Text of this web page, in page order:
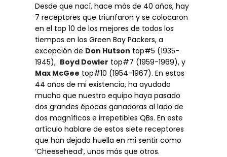
Desde que nací, hace más de 40 años, hay
7 receptores que triunfaron y se colocaron
en el top 10 de los mejores de todos los
tiempos en los Green Bay Packers, a
excepción de Don Hutson top#5 (1935-
1945), Boyd Dowler top#7 (1959-1969), y
Max McGee top#10 (1954-1967). En estos
44 años de mi existencia, ha ayudado
mucho que nuestro equipo haya pasado
dos grandes épocas ganadoras al lado de
dos magníficos e irrepetibles QBs. En este
artículo hablare de estos siete receptores
que han dejado huella en mi sentir como
‘Cheesehead’, unos más que otros.